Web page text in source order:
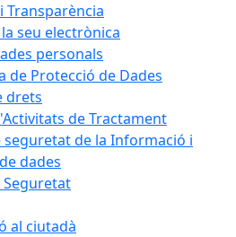
Transparència
seu electrònica
personals
de Protecció de Dades
drets
de Tractament
seguretat de la Informació i
dades
Seguretat
al ciutadà